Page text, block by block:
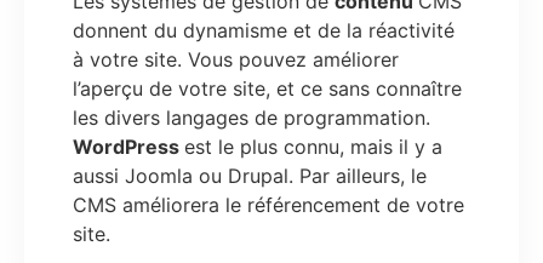
donnent du dynamisme et de la réactivité
à votre site. Vous pouvez améliorer
l’aperçu de votre site, et ce sans connaître
les divers langages de programmation.
WordPress est le plus connu, mais il y a
aussi Joomla ou Drupal. Par ailleurs, le
CMS améliorera le référencement de votre
site.